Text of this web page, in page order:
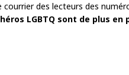
des lecteurs des
LGBTQ sont de plus en